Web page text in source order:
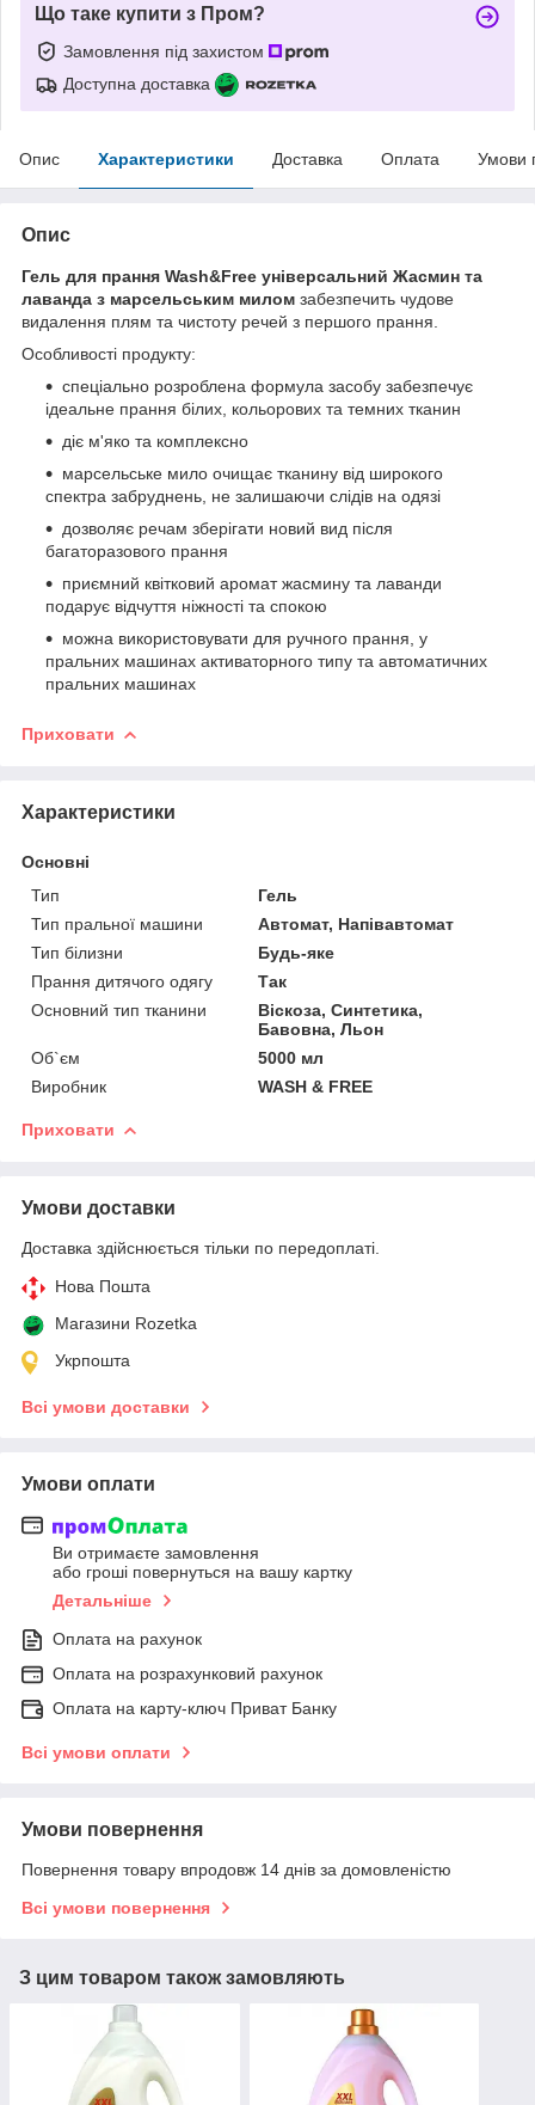
Що таке купити з Пром?
Замовлення під захистом
Доступна доставка
Опис Характеристики Доставка Оплата Умови
Опис
Гель для прання Wash&Free універсальний Жасмин та
лаванда з марсельським милом забезпечить чудове
видалення плям та чистоту речей з першого прання.
Особливості продукту:
спеціально розроблена формула засобу забезпечує
ідеальне прання білих, кольорових та темних тканин
діє м'яко та комплексно
марсельське мило очищає тканину від широкого
спектра забруднень, не залишаючи слідів на одязі
дозволяє речам зберігати новий вид після
багаторазового прання
приємний квітковий аромат жасмину та лаванди
подарує відчуття ніжності та спокою
можна використовувати для ручного прання, у
пральних машинах активаторного типу та автоматичних
пральних машинах
Приховати
Характеристики
Основні
Тип
Гель
Тип пральної машини
Автомат, Напівавтомат
Тип білизни
Будь-яке
Прання дитячого одягу
Так
Основний тип тканини
Віскоза, Синтетика,
Бавовна, Льон
Об`єм
5000 мл
Виробник
WASH & FREE
Приховати
Умови доставки
Доставка здійснюється тільки по передоплаті.
Нова Пошта
Магазини Rozetka
Укрпошта
Всі умови доставки
Умови оплати
Ви отримаєте замовлення
або гроші повернуться на вашу картку
Детальніше
Оплата на рахунок
Оплата на розрахунковий рахунок
Оплата на карту-ключ Приват Банку
Всі умови оплати
Умови повернення
Повернення товару впродовж 14 днів за домовленістю
Всі умови повернення
З цим товаром також замовляють